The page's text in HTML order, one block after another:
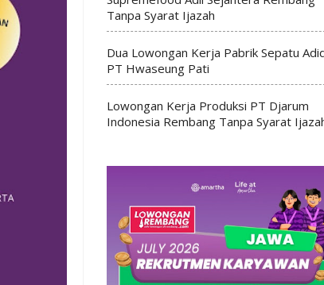
Tanpa Syarat Ijazah
Dua Lowongan Kerja Pabrik Sepatu
PT Hwaseung Pati
Lowongan Kerja Produksi PT Djarum
Indonesia Rembang Tanpa Syarat